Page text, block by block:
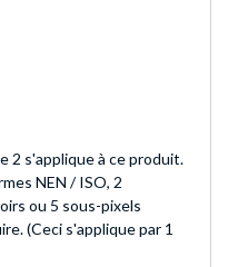
2 s'applique à ce produit.
NEN / ISO, 2
ou 5 sous-pixels
(Ceci s'applique par 1